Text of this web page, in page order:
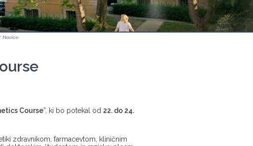
Novice
Course”, ki bo potekal od 22. do 24.
zdravnikom, farmacevtom, kliničnim